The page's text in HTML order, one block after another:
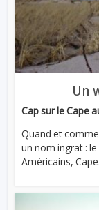
Un
Cap sur le Cape
Quand et
un nom ingrat :
Américains,